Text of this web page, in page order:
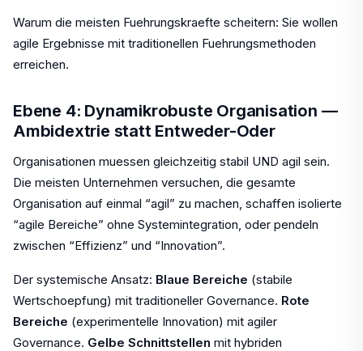
Warum die meisten Fuehrungskraefte scheitern: Sie wollen
agile Ergebnisse mit traditionellen Fuehrungsmethoden
erreichen.
Ebene 4: Dynamikrobuste Organisation —
Ambidextrie statt Entweder-Oder
Organisationen muessen gleichzeitig stabil UND agil sein.
Die meisten Unternehmen versuchen, die gesamte
Organisation auf einmal “agil” zu machen, schaffen isolierte
“agile Bereiche” ohne Systemintegration, oder pendeln
zwischen “Effizienz” und “Innovation”.
Der systemische Ansatz: Blaue Bereiche (stabile
Wertschoepfung) mit traditioneller Governance. Rote
Bereiche (experimentelle Innovation) mit agiler
Governance. Gelbe Schnittstellen mit hybriden